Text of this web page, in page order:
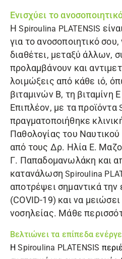
Ενισχύει το
ΗSpiroulina PLATENSIS
για το ανοσοποιητικό
διαθέτει, μεταξύ άλλων,
προλαμβάνουν και
λοιμώξεις από κάθε ιό,
βιταμινών Β, τη βιταμίνη
Επιπλέον, με τα προϊόντα
πραγματοποιήθηκε
Παθολογίας του
από τους Δρ. Ηλία Ε.
Γ. Παπαδομανωλάκη και
κατανάλωσηSpiroulina
αποτρέψει σημαντικά την
(COVID-19) και να
νοσηλείας. Μάθε
Βελτιώνει τα επίπεδα
ΗSpiroulina PLATENSIS